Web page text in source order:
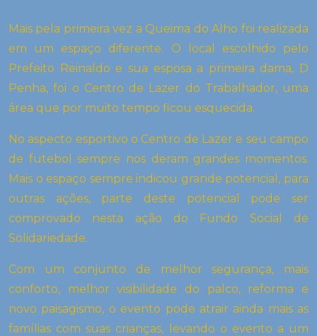
Mais pela primeira vez a Queima do Alho foi realizada
em um espaço diferente. O local escolhido pelo
Prefeito Reinaldo e sua esposa a primeira dama, D
Penha, foi o Centro de Lazer do Trabalhador, uma
área que por muito tempo ficou esquecida.
No aspecto esportivo o Centro de Lazer e seu campo
de futebol sempre nos deram grandes momentos.
Mais o espaço sempre indicou grande potencial, para
outras ações, parte deste potencial pode ser
comprovado nesta ação do Fundo Social de
Solidariedade.
Com um conjunto de melhor segurança, mais
conforto, melhor visibilidade do palco, reforma e
novo paisagismo, o evento pode atrair ainda mais as
famílias com suas crianças, levando o evento a um